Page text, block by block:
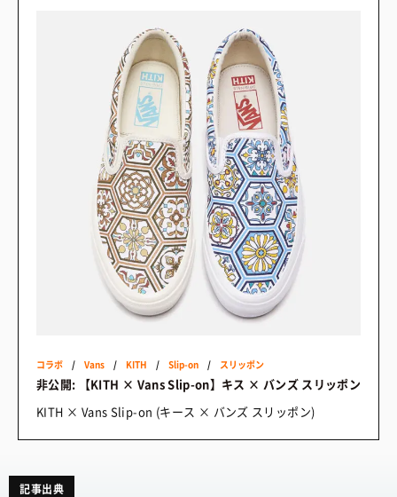
コラボ / Vans / KITH / Slip-on / スリッポン
非公開: 【KITH × Vans Slip-on】キス × バンズ スリッポン
KITH × Vans Slip-on (キース × バンズ スリッポン)
記事出典